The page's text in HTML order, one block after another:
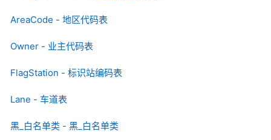
AreaCode - 地区代码表
Owner - 业主代码表
FlagStation - 标识站编码表
Lane - 车道表
黑_白名单类 - 黑_白名单类